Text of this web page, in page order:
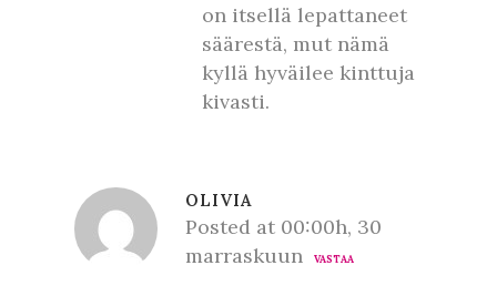
on itsellä lepattaneet
säärestä, mut nämä
kyllä hyväilee kinttuja
kivasti.
OLIVIA
Posted at 00:00h, 30
marraskuun
VASTAA